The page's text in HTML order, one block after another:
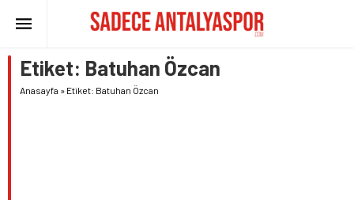
Etiket: Batuhan Özcan
Anasayfa » Etiket: Batuhan Özcan